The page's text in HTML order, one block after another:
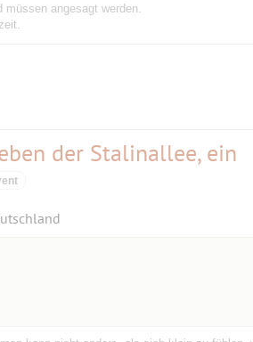
angesagt werden.
der Stalinallee, ein